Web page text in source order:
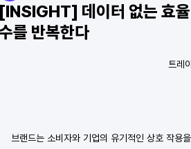
데이터 없는 효율
를 반복한다
트레
브랜드는 소비자와 기업의 유기적인 상호 작용